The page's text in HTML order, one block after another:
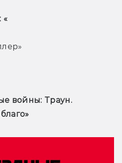
«
войны: Траун.